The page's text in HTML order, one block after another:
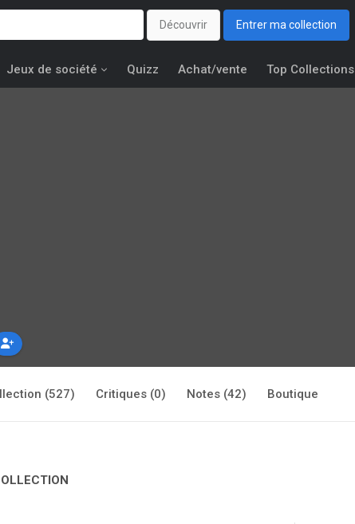
Découvrir Entrer ma collection
Jeux de société Quizz Achat/vente Top Collections
(527) Critiques (0) Notes (42) Boutique